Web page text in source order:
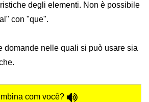
degli elementi. Non è possibile
con "que".
domande nelle quali si può usare sia
com você?